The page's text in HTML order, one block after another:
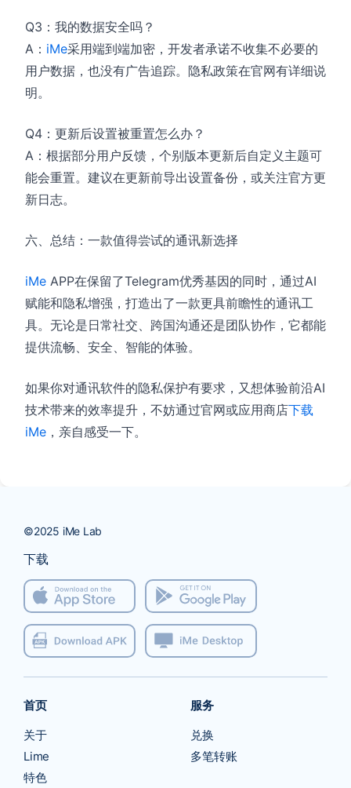
Q3：我的数据安全吗？
A： iMe采用端到端加密，开发者承诺不收集不必要的
用户数据，也没有广告追踪。隐私政策在官网有详细说
明。
Q4：更新后设置被重置怎么办？
A：根据部分用户反馈，个别版本更新后自定义主题可
能会重置。建议在更新前导出设置备份，或关注官方更
新日志。
六、总结：一款值得尝试的通讯新选择
iMe APP在保留了Telegram优秀基因的同时，通过AI
赋能和隐私增强，打造出了一款更具前瞻性的通讯工
具。无论是日常社交、跨国沟通还是团队协作，它都能
提供流畅、安全、智能的体验。
如果你对通讯软件的隐私保护有要求，又想体验前沿AI
技术带来的效率提升，不妨通过官网或应用商店下载
iMe ，亲自感受一下。
下载
首页
关于
Lime
特色
服务
兑换
多笔转账